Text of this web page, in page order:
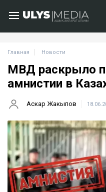
Главная Новости
МВД раскрыло
амнистии в
Аскар Жакыпов